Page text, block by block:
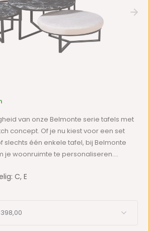
van onze Belmonte serie tafels met
concept. Of je nu kiest voor een set
slechts één enkele tafel, bij Belmonte
je woonruimte te personaliseren....
C, E